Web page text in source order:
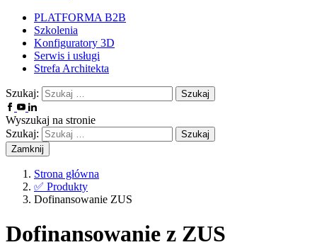
PLATFORMA B2B
Szkolenia
Konfiguratory 3D
Serwis i usługi
Strefa Architekta
Szukaj:
Wyszukaj na stronie
Szukaj:
Zamknij
Strona główna
✅ Produkty
Dofinansowanie ZUS
Dofinansowanie z ZUS